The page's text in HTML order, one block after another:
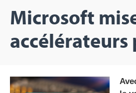
Microsoft
accélérateurs